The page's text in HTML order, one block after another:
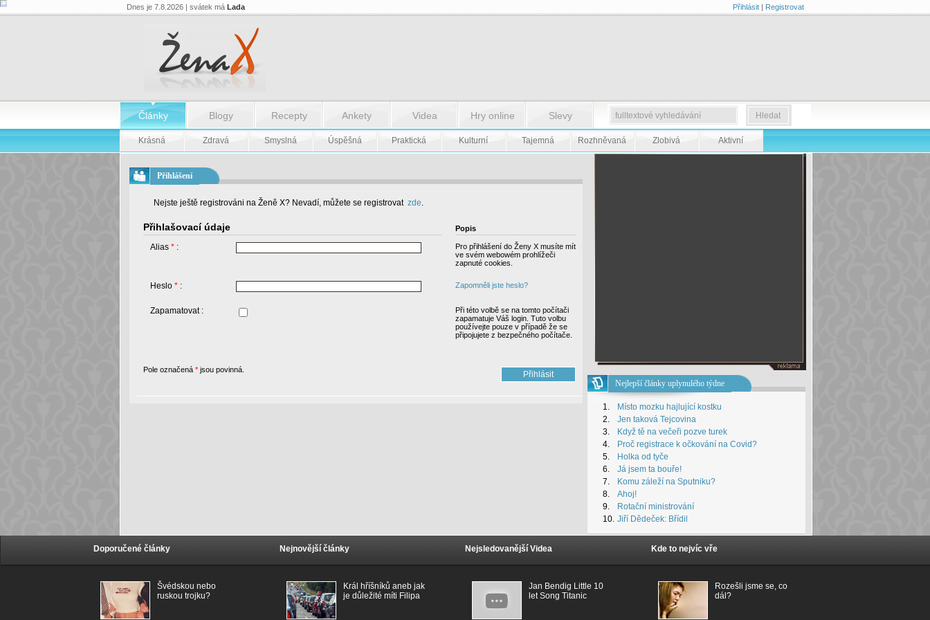
Dnes je 7.8.2026 | svátek má Lada Přihlásit| Registrovat
Články Blogy Recepty Ankety Videa Hry online Slevy
Krásná Zdravá Smyslná Úspěšná Praktická Kulturní Tajemná Rozhněvaná Zlobivá Aktivní
Přihlášení
Nejste ještě registrováni na Ženě X? Nevadí, můžete se registrovat zde.
Přihlašovací údaje Popis
Alias *:
Pro přihlášení do Ženy X musíte mít
ve svém webowém prohlížeči
zapnuté cookies.
Heslo *: Zapomněli jste heslo?
Zapamatovat :
Při této volbě se na tomto počítači
zapamatuje Váš login. Tuto volbu
používejte pouze v případě že se
připojujete z bezpečného počítače.
Pole označená *jsou povinná.
Nejlepší články uplynulého týdne
1.
Místo mozku hajlující kostku
2.
Jen taková Tejcovina
3.
Když tě na večeři pozve turek
4.
Proč registrace k očkování na Covid?
5.
Holka od tyče
6.
Já jsem ta bouře!
7.
Komu záleží na Sputniku?
8.
Ahoj!
9.
Rotační ministrování
10. Jiří Dědeček: Břídil
Doporučené články
Švédskou nebo
ruskou trojku?
Nejnovější články
Král hříšníků aneb jak
je důležité míti Filipa
Nejsledovanější Videa
Jan Bendig Little 10
let Song Titanic
Kde to nejvíc vře
Rozešli jsme se, co
dál?